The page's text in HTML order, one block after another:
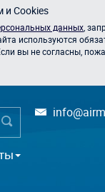
и Cookies
данных ,
используются
вы не согласны,